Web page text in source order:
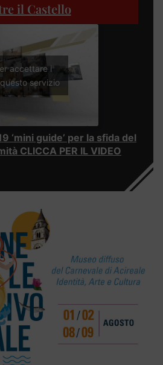
il Castello
accettare i
servizio
‘mini guide’ per la sfida del
CLICCA PER IL VIDEO